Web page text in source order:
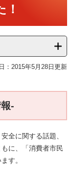
！
：2015年5月28日更新
-
全に関する話題、
に、「消費者市民
す。